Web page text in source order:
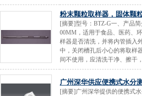
粉末颗粒取样器，固体颗
[摘要]型号：BTZ-G一、产品
00MM，适用于食品、医药、
样器是否清洗，并将内管插入
中，关闭槽孔后小心的将取样
间不使用，应清洗干净、擦干
广州深华供应便携式水分
[摘要]广州深华提供的便携式